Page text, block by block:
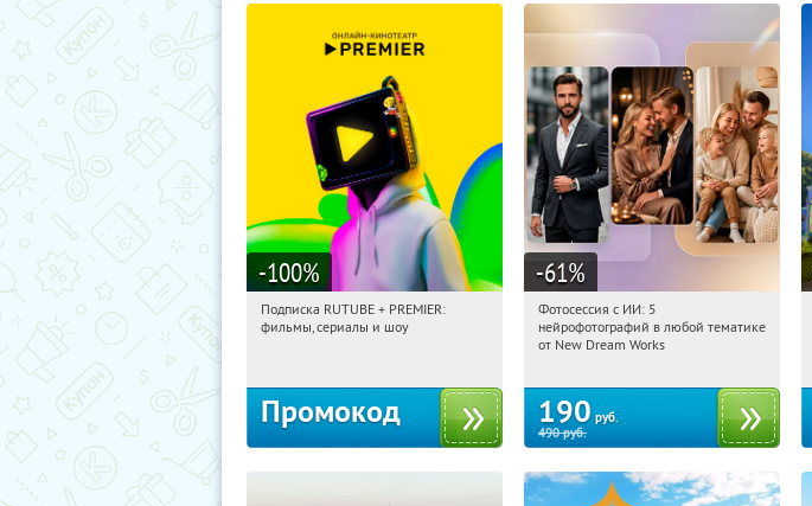
-100%
11:07:56 Получили:
Подписка RUTUBE + PREMIER:
фильмы, сериалы и шоу
Промокод
-61%
11:07:56
Россия
Фотосессия с ИИ: 5
нейрофотографий в любой тематике
от New Dream Works
190 руб.
490руб.